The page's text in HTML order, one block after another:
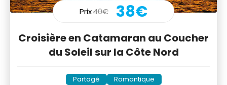
Prix40€ 38€
Croisière en Catamaran au Coucher
du Soleil sur la Côte Nord
Partagé
Romantique